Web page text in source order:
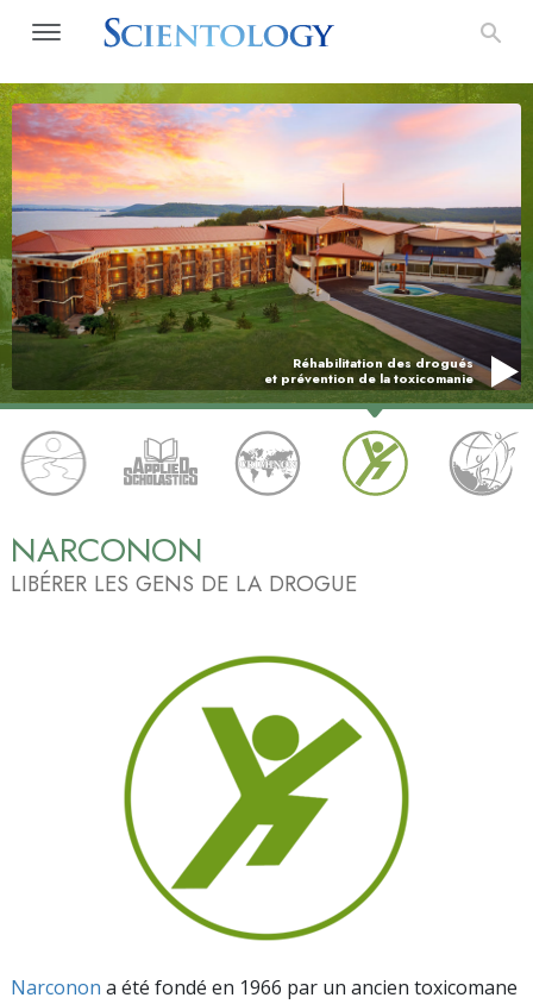
Réhabilitation des drogués
et prévention de la toxicomanie
NARCONON
LIBÉRER LES GENS DE LA DROGUE
Narconon a été fondé en 1966 par un ancien toxicomane